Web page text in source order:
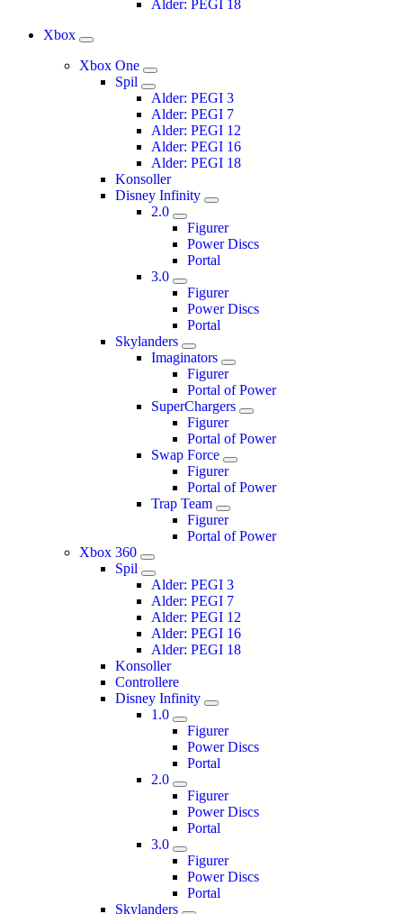
Alder: PEGI 18
Xbox
Xbox One
Spil
Alder: PEGI 3
Alder: PEGI 7
Alder: PEGI 12
Alder: PEGI 16
Alder: PEGI 18
Konsoller
Disney Infinity
2.0
Figurer
Power Discs
Portal
3.0
Figurer
Power Discs
Portal
Skylanders
Imaginators
Figurer
Portal of Power
SuperChargers
Figurer
Portal of Power
Swap Force
Figurer
Portal of Power
Trap Team
Figurer
Portal of Power
Xbox 360
Spil
Alder: PEGI 3
Alder: PEGI 7
Alder: PEGI 12
Alder: PEGI 16
Alder: PEGI 18
Konsoller
Controllere
Disney Infinity
1.0
Figurer
Power Discs
Portal
2.0
Figurer
Power Discs
Portal
3.0
Figurer
Power Discs
Portal
Skylanders